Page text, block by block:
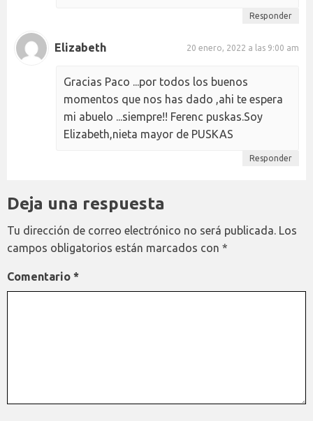
Responder
Elizabeth 20 enero, 2022 a las 9:00 am
Gracias Paco ...por todos los buenos
momentos que nos has dado ,ahi te espera
mi abuelo ...siempre!! Ferenc puskas.Soy
Elizabeth,nieta mayor de PUSKAS
Responder
Deja una respuesta
Tu dirección de correo electrónico no será publicada. Los
campos obligatorios están marcados con *
Comentario *